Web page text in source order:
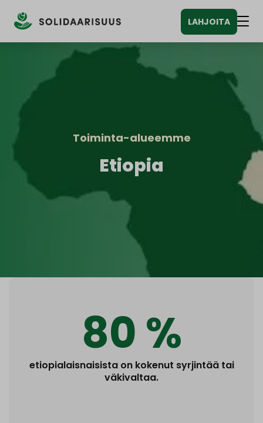
sisältöön
LAHJOITA
Toiminta-alueemme
Etiopia
80 %
etiopialaisnaisista on kokenut syrjintää tai
väkivaltaa.